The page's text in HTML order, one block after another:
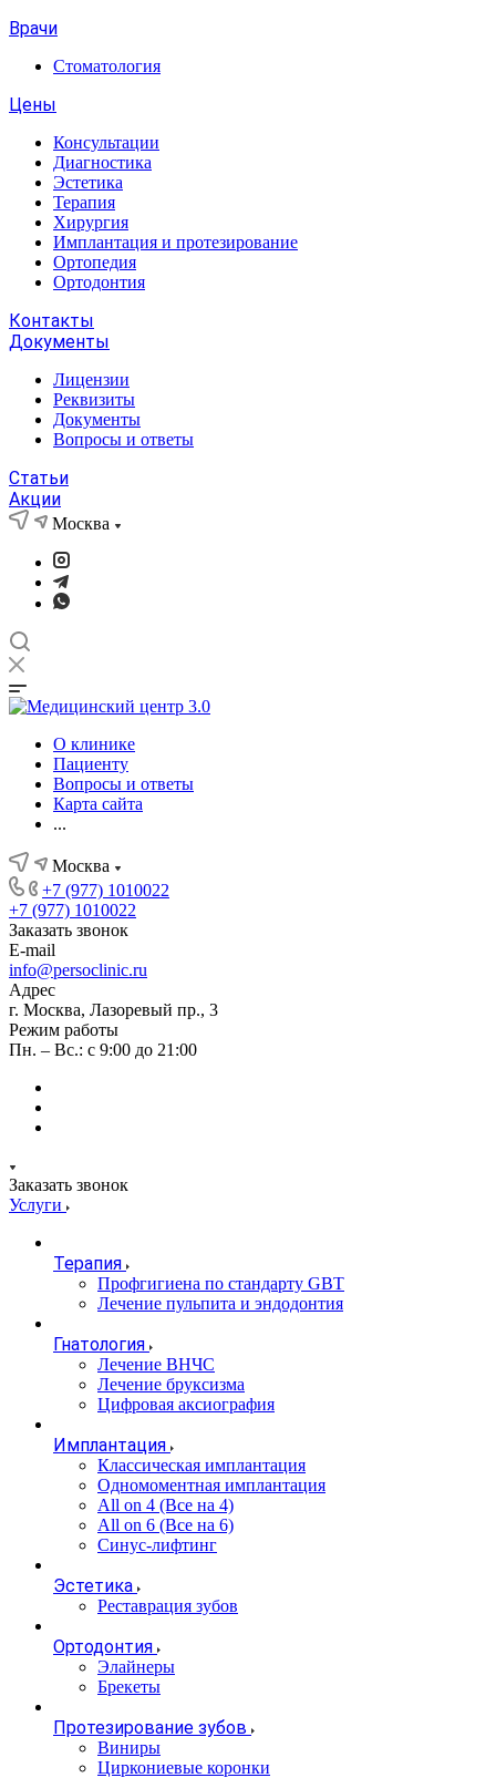
Врачи
Стоматология
Цены
Консультации
Диагностика
Эстетика
Терапия
Хирургия
Имплантация и протезирование
Ортопедия
Ортодонтия
Контакты
Документы
Лицензии
Реквизиты
Документы
Вопросы и ответы
Статьи
Акции
Москва
О клинике
Пациенту
Вопросы и ответы
Карта сайта
...
Москва
+7 (977) 1010022
+7 (977) 1010022
Заказать звонок
E-mail
info@persoclinic.ru
Адрес
г. Москва, Лазоревый пр., 3
Режим работы
Пн. – Вс.: с 9:00 до 21:00
Заказать звонок
Услуги
Терапия
Профгигиена по стандарту GBT
Лечение пульпита и эндодонтия
Гнатология
Лечение ВНЧС
Лечение бруксизма
Цифровая аксиография
Имплантация
Классическая имплантация
Одномоментная имплантация
All on 4 (Все на 4)
All on 6 (Все на 6)
Синус-лифтинг
Эстетика
Реставрация зубов
Ортодонтия
Элайнеры
Брекеты
Протезирование зубов
Виниры
Циркониевые коронки